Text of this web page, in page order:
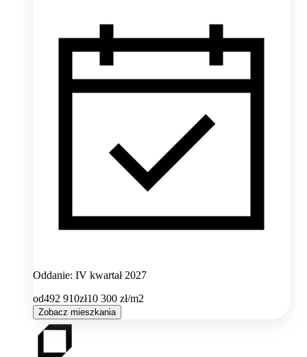
Oddanie: IV kwartał 2027
od492 910zł10 300 zł/m2
Zobacz mieszkania